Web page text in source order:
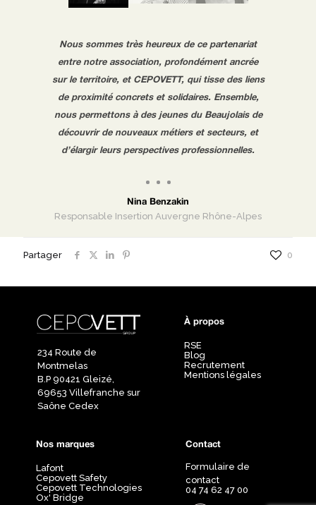
Nous sommes très heureux de ce partenariat
entre notre association, profondément ancrée
sur le territoire, et CEPOVETT, qui tisse des liens
de proximité concrets et solidaires. Ensemble,
nous permettons à des jeunes du Beaujolais de
découvrir de nouveaux métiers et secteurs, et
d’élargir leurs perspectives professionnelles.
Nina Benzakin
Responsable Insertion Auvergne Rhône-Alpes
Partager 0
234 Route de
Montmelas
B.P 90421 Gleizé,
69653 Villefranche sur
Saône Cedex
À propos
RSE
Blog
Recrutement
Mentions légales
Nos marques
Lafont
Cepovett Safety
Cepovett Technologies
Ox' Bridge
Contact
Formulaire de
contact
04 74 62 47 00